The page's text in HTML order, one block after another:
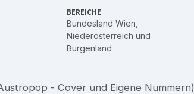
BEREICHE
Bundesland Wien
Niederösterreich und
Burgenland
- Cover und Eigene Nummern)